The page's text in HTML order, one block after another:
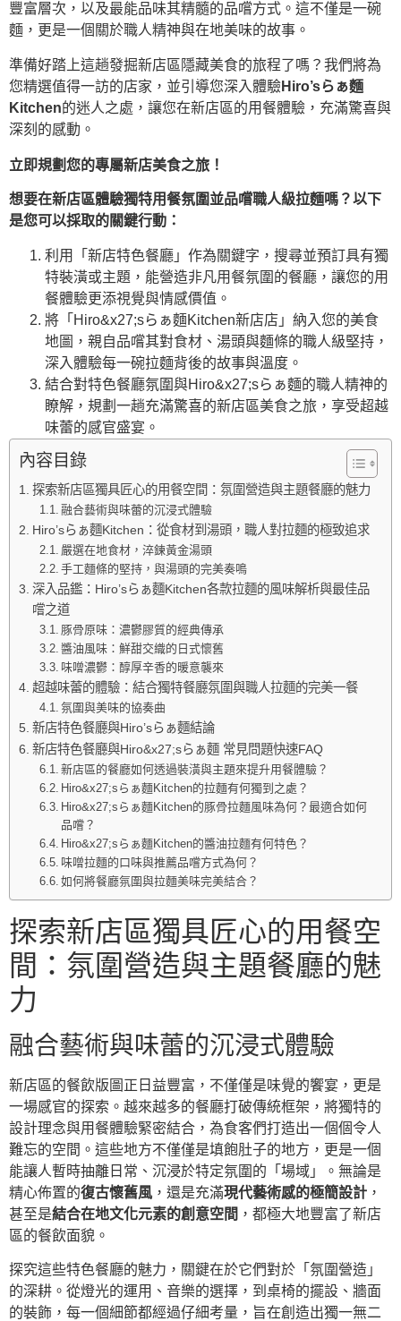
豐富層次，以及最能品味其精髓的品嚐方式。這不僅是一碗
麵，更是一個關於職人精神與在地美味的故事。
準備好踏上這趟發掘新店區隱藏美食的旅程了嗎？我們將為
您精選值得一訪的店家，並引導您深入體驗Hiro’sらぁ麵
Kitchen的迷人之處，讓您在新店區的用餐體驗，充滿驚喜與
深刻的感動。
立即規劃您的專屬新店美食之旅！
想要在新店區體驗獨特用餐氛圍並品嚐職人級拉麵嗎？以下
是您可以採取的關鍵行動：
利用「新店特色餐廳」作為關鍵字，搜尋並預訂具有獨
特裝潢或主題，能營造非凡用餐氛圍的餐廳，讓您的用
餐體驗更添視覺與情感價值。
將「Hiro&x27;sらぁ麵Kitchen新店店」納入您的美食
地圖，親自品嚐其對食材、湯頭與麵條的職人級堅持，
深入體驗每一碗拉麵背後的故事與溫度。
結合對特色餐廳氛圍與Hiro&x27;sらぁ麵的職人精神的
瞭解，規劃一趟充滿驚喜的新店區美食之旅，享受超越
味蕾的感官盛宴。
內容目錄
探索新店區獨具匠心的用餐空間：氛圍營造與主題餐廳的魅力
融合藝術與味蕾的沉浸式體驗
Hiro’sらぁ麵Kitchen：從食材到湯頭，職人對拉麵的極致追求
嚴選在地食材，淬鍊黃金湯頭
手工麵條的堅持，與湯頭的完美奏鳴
深入品鑑：Hiro’sらぁ麵Kitchen各款拉麵的風味解析與最佳品
嚐之道
豚骨原味：濃鬱膠質的經典傳承
醬油風味：鮮甜交織的日式懷舊
味噌濃鬱：醇厚辛香的暖意襲來
超越味蕾的體驗：結合獨特餐廳氛圍與職人拉麵的完美一餐
氛圍與美味的協奏曲
新店特色餐廳與Hiro’sらぁ麵結論
新店特色餐廳與Hiro&x27;sらぁ麵 常見問題快速FAQ
新店區的餐廳如何透過裝潢與主題來提升用餐體驗？
Hiro&x27;sらぁ麵Kitchen的拉麵有何獨到之處？
Hiro&x27;sらぁ麵Kitchen的豚骨拉麵風味為何？最適合如何
品嚐？
Hiro&x27;sらぁ麵Kitchen的醬油拉麵有何特色？
味噌拉麵的口味與推薦品嚐方式為何？
如何將餐廳氛圍與拉麵美味完美結合？
探索新店區獨具匠心的用餐空
間：氛圍營造與主題餐廳的魅
力
融合藝術與味蕾的沉浸式體驗
新店區的餐飲版圖正日益豐富，不僅僅是味覺的饗宴，更是
一場感官的探索。越來越多的餐廳打破傳統框架，將獨特的
設計理念與用餐體驗緊密結合，為食客們打造出一個個令人
難忘的空間。這些地方不僅僅是填飽肚子的地方，更是一個
能讓人暫時抽離日常、沉浸於特定氛圍的「場域」。無論是
精心佈置的復古懷舊風 ，還是充滿現代藝術感的極簡設計 ，
甚至是結合在地文化元素的創意空間 ，都極大地豐富了新店
區的餐飲面貌。
探究這些特色餐廳的魅力，關鍵在於它們對於「氛圍營造」
的深耕。從燈光的運用、音樂的選擇，到桌椅的擺設、牆面
的裝飾，每一個細節都經過仔細考量，旨在創造出獨一無二